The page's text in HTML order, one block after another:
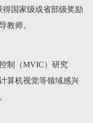
国家级或省部级奖励
教师。
制（MVIC）研究
算机视觉等领域感兴